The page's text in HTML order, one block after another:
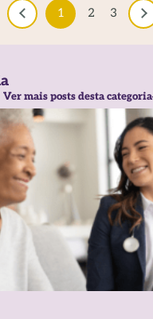
1 2 3
Ver mais posts desta categoria